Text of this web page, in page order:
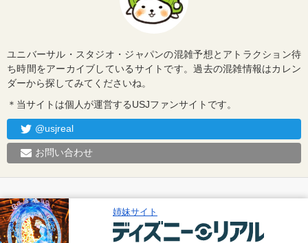
ユニバーサル・スタジオ・ジャパンの混雑予想とアトラクション待
ち時間をアーカイブしているサイトです。過去の混雑情報はカレン
ダーから探してみてくださいね。
＊当サイトは個人が運営するUSJファンサイトです。
@usjreal
お問い合わせ
姉妹サイト